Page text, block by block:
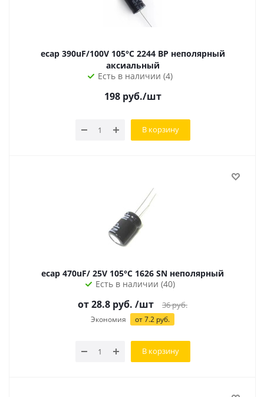
ecap 390uF/100V 105°С 2244 BP неполярный
аксиальный
Есть в наличии (4)
198руб./шт
В корзину
ecap 470uF/ 25V 105°С 1626 SN неполярный
Есть в наличии (40)
от 28.8 руб. /шт 36руб.
Экономия от 7.2 руб.
В корзину